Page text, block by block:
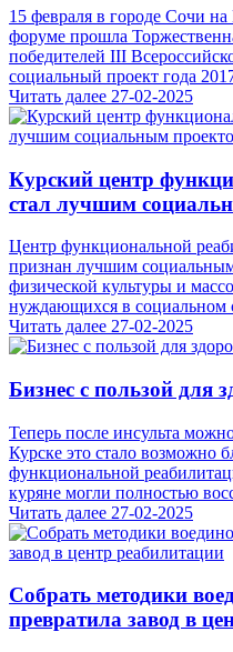
15 февраля в городе Сочи
форуме прошла
победителей III
социальный проект года
Читать далее 27-02-2025
Курский центр
стал лучшим
Центр функциональной
признан лучшим
физической культуры и
нуждающихся в социальном
Читать далее 27-02-2025
Бизнес с пользой для
Теперь после инсульта
Курске это стало возможно
функциональной
куряне могли полностью
Читать далее 27-02-2025
Собрать методики
превратила завод в